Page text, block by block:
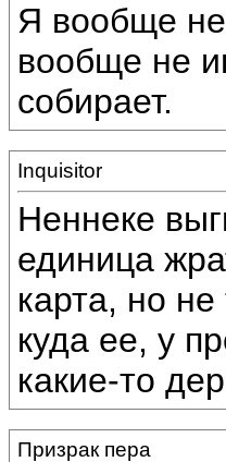
Я вообще
вообще не
собирает.
Inquisitor
Неннеке
единица
карта, но
куда ее, у
какие-то
Призрак пера